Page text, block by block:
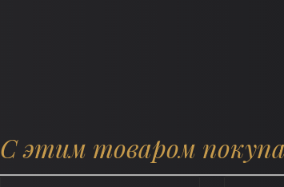
С этим товаром